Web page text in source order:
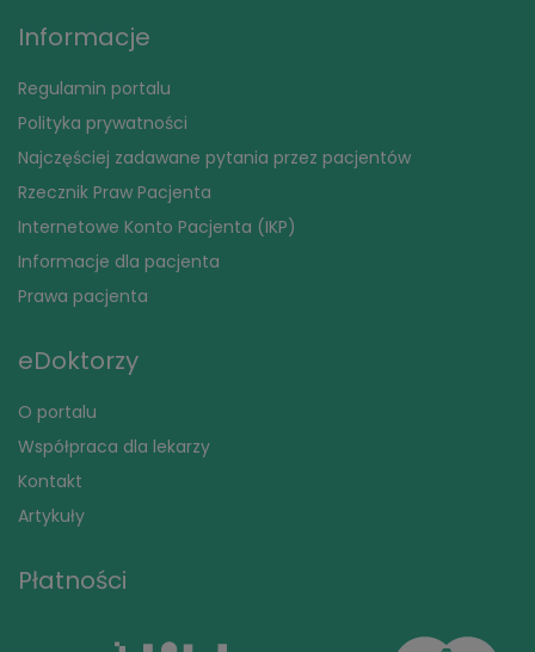
Informacje
Regulamin portalu
Polityka prywatności
Najczęściej zadawane pytania przez pacjentów
Rzecznik Praw Pacjenta
Internetowe Konto Pacjenta (IKP)
Informacje dla pacjenta
Prawa pacjenta
eDoktorzy
O portalu
Współpraca dla lekarzy
Kontakt
Artykuły
Płatności